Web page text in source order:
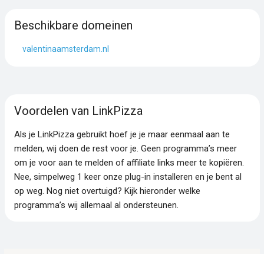
Beschikbare domeinen
valentinaamsterdam.nl
Voordelen van LinkPizza
Als je LinkPizza gebruikt hoef je je maar eenmaal aan te
melden, wij doen de rest voor je. Geen programma’s meer
om je voor aan te melden of affiliate links meer te kopiëren.
Nee, simpelweg 1 keer onze plug-in installeren en je bent al
op weg. Nog niet overtuigd? Kijk hieronder welke
programma’s wij allemaal al ondersteunen.